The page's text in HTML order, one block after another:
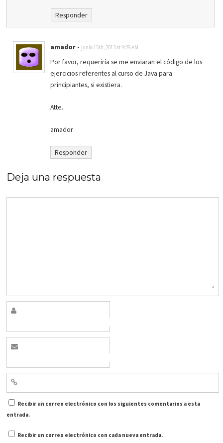
Responder
amador - junio 15th, 2013 at 9:29 AM
Por favor, requeriría se me enviaran el código de los
ejercicios referentes al curso de Java para
principiantes, si existiera.
Atte.
amador
Responder
Deja una respuesta
Recibir un correo electrónico con los siguientes comentarios a esta
entrada.
Recibir un correo electrónico con cada nueva entrada.